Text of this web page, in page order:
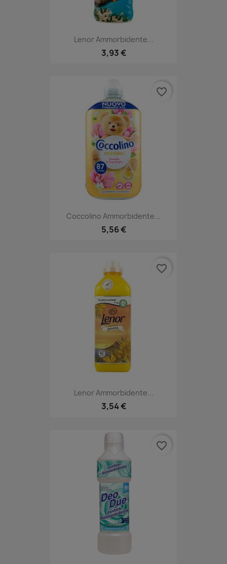
Lenor Ammorbidente...
3,93 €
Coccolino Ammorbidente...
5,56 €
favorite_border
Lenor Ammorbidente...
3,54 €
favorite_border
favorite_border